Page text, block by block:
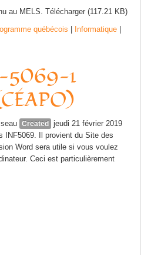
au MELS. Télécharger (117.21 KB)
québécois Informatique
5069-1
Created
jeudi 21 février 2019
INF5069. Il provient du Site des
Word sera utile si vous voulez
Ceci est particulièrement